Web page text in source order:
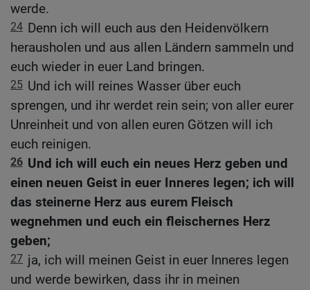
werde.
24 Denn ich will euch aus den Heidenvölkern
herausholen und aus allen Ländern sammeln und
euch wieder in euer Land bringen.
25 Und ich will reines Wasser über euch
sprengen, und ihr werdet rein sein; von aller eurer
Unreinheit und von allen euren Götzen will ich
euch reinigen.
26 Und ich will euch ein neues Herz geben und
einen neuen Geist in euer Inneres legen; ich will
das steinerne Herz aus eurem Fleisch
wegnehmen und euch ein fleischernes Herz
geben;
27 ja, ich will meinen Geist in euer Inneres legen
und werde bewirken, dass ihr in meinen